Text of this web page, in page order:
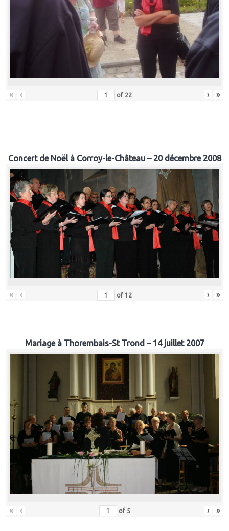
« ‹ of 22 › »
Concert de Noël à Corroy-le-Château – 20 décembre 2008
« ‹ of 12 › »
Mariage à Thorembais-St Trond – 14 juillet 2007
« ‹ of 5 › »